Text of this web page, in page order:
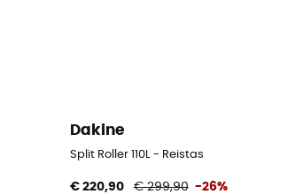
Dakine
Split Roller 110L - Reistas
€ 220,90 € 299,90 -26%